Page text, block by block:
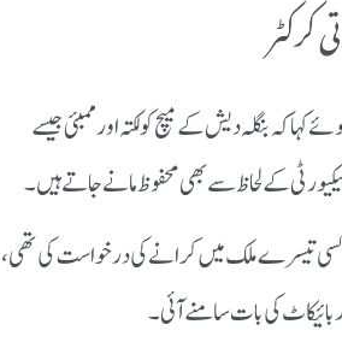
کہ بنگلہ دیش کے میچ کولکتہ اور ممبئی جیسے
کے لحاظ سے بھی محفوظ مانے جاتے ہیں۔
تیسرے ملک میں کرانے کی درخواست کی تھی،